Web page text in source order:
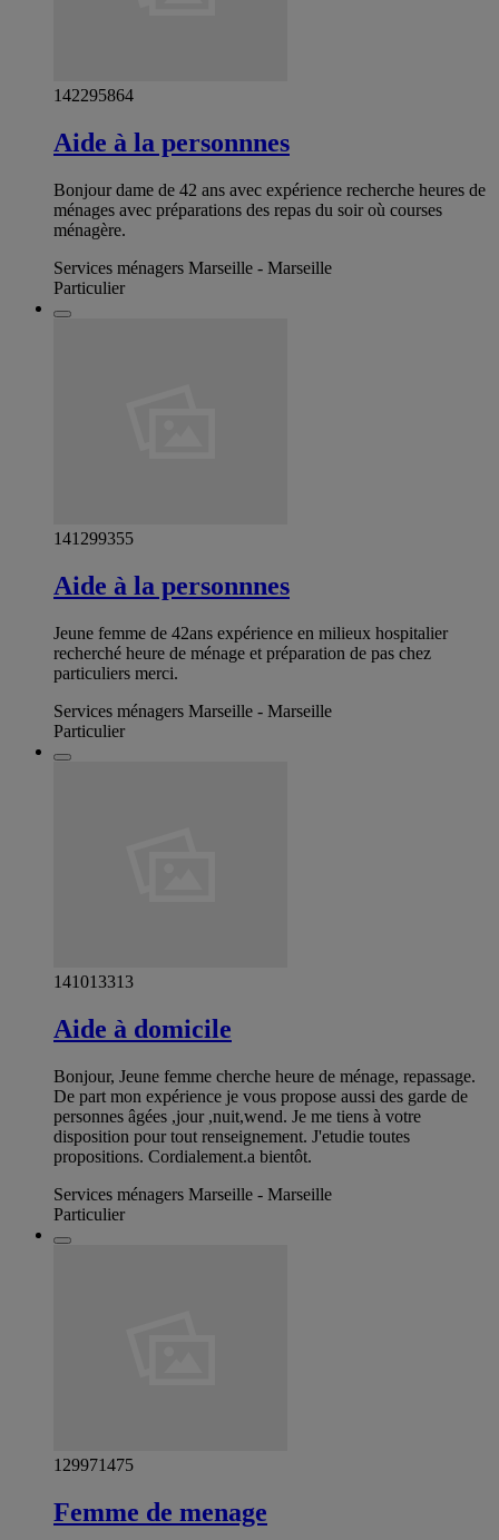
142295864
Aide à la personnnes
Bonjour dame de 42 ans avec expérience recherche heures de
ménages avec préparations des repas du soir où courses
ménagère.
Services ménagers Marseille - Marseille
Particulier
141299355
Aide à la personnnes
Jeune femme de 42ans expérience en milieux hospitalier
recherché heure de ménage et préparation de pas chez
particuliers merci.
Services ménagers Marseille - Marseille
Particulier
141013313
Aide à domicile
Bonjour, Jeune femme cherche heure de ménage, repassage.
De part mon expérience je vous propose aussi des garde de
personnes âgées ,jour ,nuit,wend. Je me tiens à votre
disposition pour tout renseignement. J'etudie toutes
propositions. Cordialement.a bientôt.
Services ménagers Marseille - Marseille
Particulier
129971475
Femme de menage